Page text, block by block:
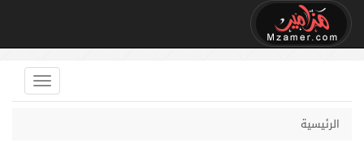
الرئيسية